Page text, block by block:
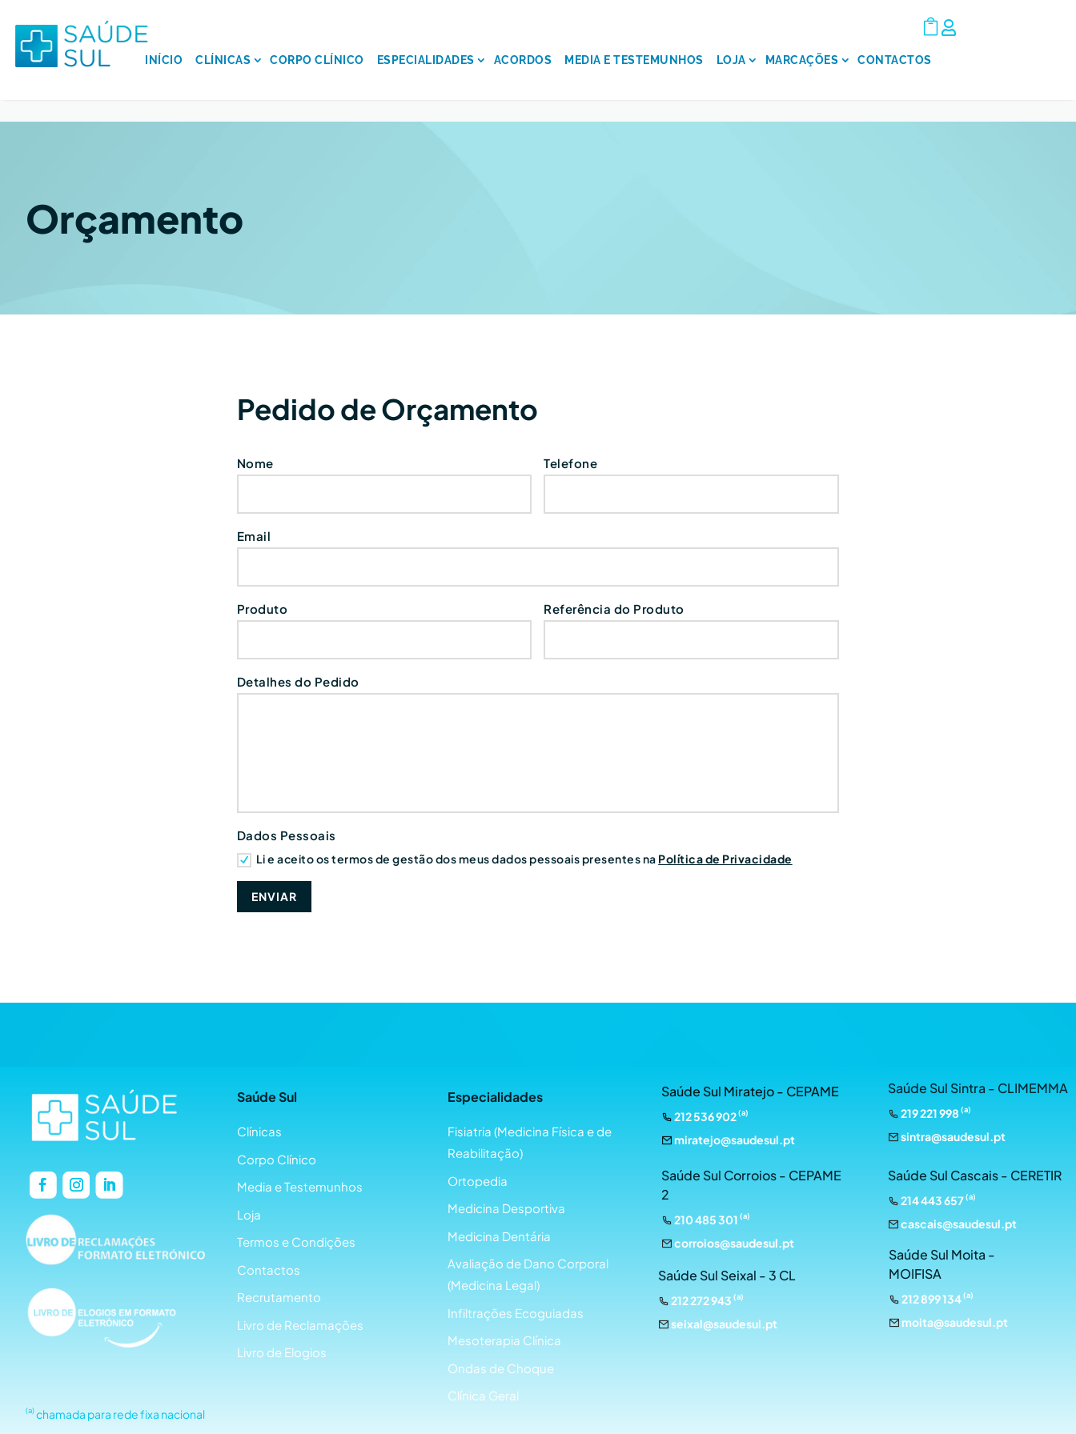

INÍCIO CLÍNICAS CORPO CLÍNICO ESPECIALIDADES ACORDOS MEDIA E TESTEMUNHOS LOJA MARCAÇÕES CONTACTOS
Orçamento
Pedido de Orçamento
Nome Telefone
Email
Produto Referência do Produto
Detalhes do Pedido
Dados Pessoais
Li e aceito os termos de gestão dos meus dados pessoais presentes na Política de Privacidade
ENVIAR
(a)chamada para rede fixa nacional
Saúde Sul
Clínicas
Corpo Clínico
Media e Testemunhos
Loja
Termos e Condições
Contactos
Recrutamento
Livro de Reclamações
Livro de Elogios
Especialidades
Fisiatria (Medicina Física e de
Reabilitação)
Ortopedia
Medicina Desportiva
Medicina Dentária
Avaliação de Dano Corporal
(Medicina Legal)
Infiltrações Ecoguiadas
Mesoterapia Clínica
Ondas de Choque
Clínica Geral
Saúde Sul Miratejo - CEPAME
212 536 902(a)
miratejo@saudesul.pt
Saúde Sul Corroios - CEPAME
2
210 485 301 (a)
corroios@saudesul.pt
Saúde Sul Seixal - 3 CL
212 272 943 (a)
seixal@saudesul.pt
Saúde Sul Sintra - CLIMEMMA
219 221 998 (a)
sintra@saudesul.pt
Saúde Sul Cascais - CERETIR
214 443 657(a)
cascais@saudesul.pt
Saúde Sul Moita -
MOIFISA
212 899 134(a)
moita@saudesul.pt